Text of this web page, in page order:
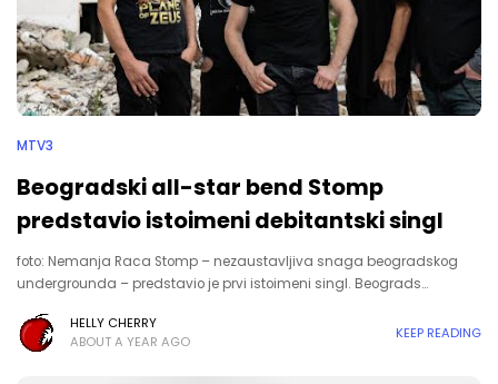
MTV3
Beogradski all-star bend Stomp
predstavio istoimeni debitantski singl
foto: Nemanja Raca Stomp – nezaustavljiva snaga beogradskog
undergrounda – predstavio je prvi istoimeni singl. Beograds…
HELLY CHERRY
ABOUT A YEAR AGO
KEEP READING